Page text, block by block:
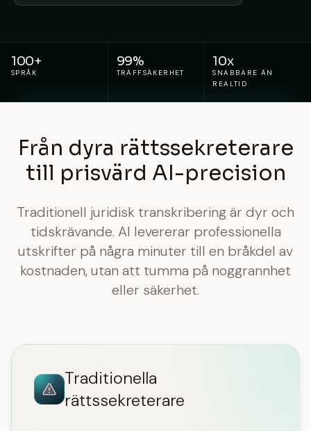
100+
SPRÅK
99%
TRÄFFSÄKERHET
10x
SNABBARE ÄN
REALTID
Från dyra rättssekreterare
till prisvärd AI-precision
Traditionell juridisk transkribering är dyr och
tidskrävande. AI levererar professionella
utskrifter på några minuter till en bråkdel av
kostnaden, utan att tumma på noggrannhet
eller säkerhet.
Traditionella
rättssekreterare